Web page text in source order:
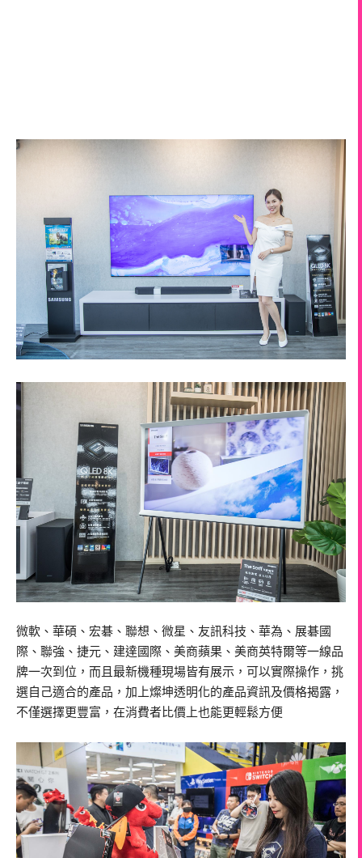
微軟、華碩、宏碁、聯想、微星、友訊科技、華為、展碁國
際、聯強、捷元、建達國際、美商蘋果、美商英特爾等一線品
牌一次到位，而且最新機種現場皆有展示，可以實際操作，挑
選自己適合的產品，加上燦坤透明化的產品資訊及價格揭露，
不僅選擇更豐富，在消費者比價上也能更輕鬆方便